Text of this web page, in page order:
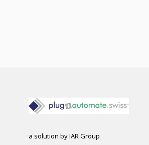
a solution by IAR Group